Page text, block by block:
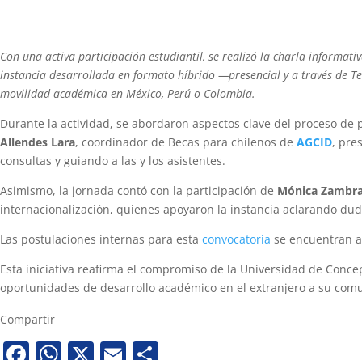
Con una activa participación estudiantil, se realizó la charla
instancia desarrollada en formato híbrido —presencial y a través de
movilidad académica en México, Perú o Colombia.
Durante la actividad, se abordaron aspectos clave del proceso
Allendes Lara, coordinador de Becas para chilenos de AGCID,
consultas y guiando a las y los asistentes.
Asimismo, la jornada contó con la participación de Mónica
internacionalización, quienes apoyaron la instancia aclarando
Las postulaciones internas para esta convocatoria se encuentran
Esta iniciativa reafirma el compromiso de la Universidad de
oportunidades de desarrollo académico en el extranjero a su
Compartir